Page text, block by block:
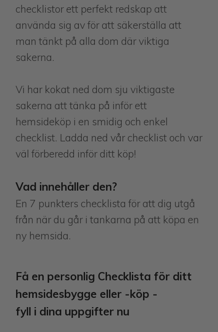
checklistor ett perfekt redskap att
använda sig av för att säkerställa att
man tänkt på alla dom där viktiga
sakerna.
Vi har kokat ned dom sju viktigaste
sakerna att tänka på inför ett
hemsideköp i en smidig och enkel
checklist. Ladda ned vår checklist och var
väl förberedd inför ditt köp!
Vad innehåller den?
En 7 punkters checklista för att dig utgå
från när du går i tankarna på att köpa en
ny hemsida.
Få en personlig Checklista för ditt
hemsidesbygge eller -köp -
​​​​​​​fyll i dina uppgifter nu